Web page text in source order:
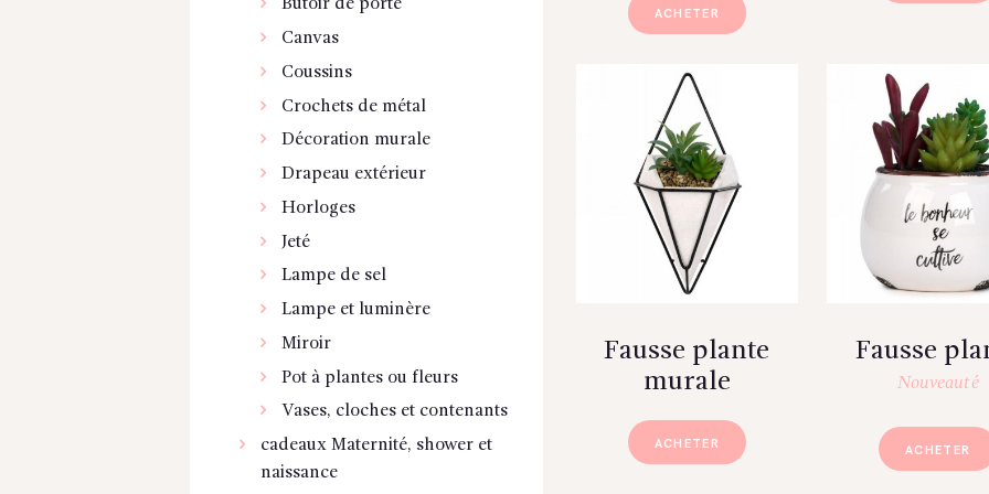
ACHETER
Fausse plante
murale
ACHETER
Fausse
Nouveauté
ACHETER
Butoir de porte
Canvas
Coussins
Crochets de métal
Décoration murale
Drapeau extérieur
Horloges
Jeté
Lampe de sel
Lampe et luminère
Miroir
Pot à plantes ou fleurs
Vases, cloches et contenants
cadeaux Maternité, shower et
naissance